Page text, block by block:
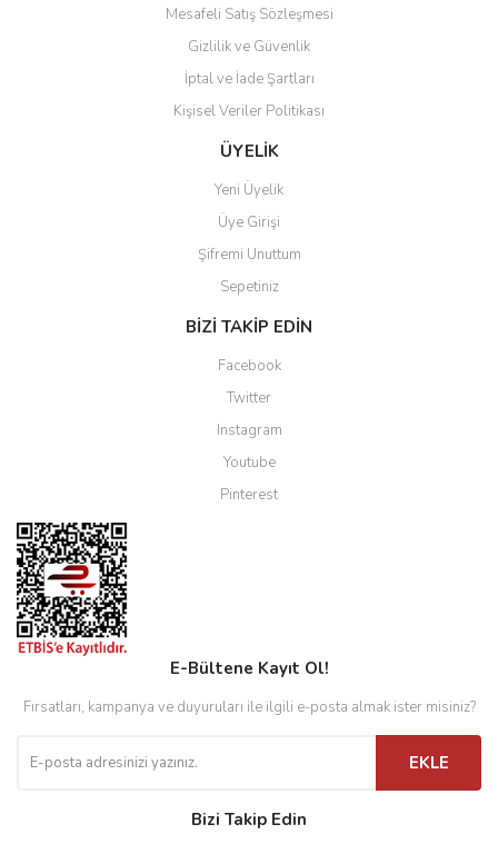
Gönder
Mesafeli Satış Sözleşmesi
Gizlilik ve Güvenlik
İptal ve İade Şartları
Kişisel Veriler Politikası
ÜYELİK
Yeni Üyelik
Üye Girişi
Şifremi Unuttum
Sepetiniz
BİZİ TAKİP EDİN
Facebook
Twitter
Instagram
Youtube
Pinterest
E-Bültene Kayıt Ol!
Fırsatları, kampanya ve duyuruları ile ilgili e-posta almak ister misiniz?
EKLE
Bizi Takip Edin